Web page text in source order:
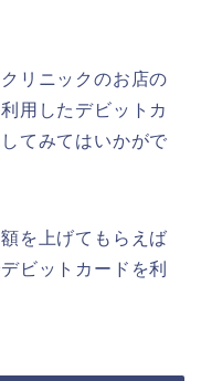
リニックのお店の
用したデビットカ
てみてはいかがで
を上げてもらえば
ビットカードを利